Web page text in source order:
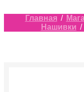
Главная /
Нашивки /